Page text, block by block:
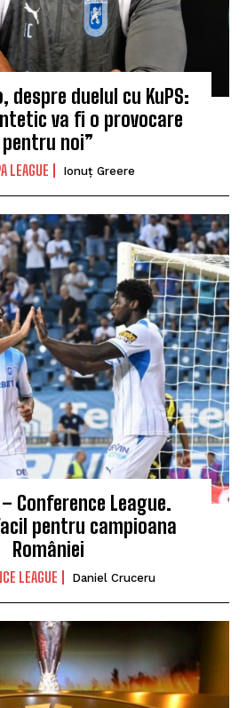
despre duelul cu KuPS:
va fi o provocare
pentru noi”
LEAGUE Ionuț Greere
Conference League.
pentru campioana
României
LEAGUE Daniel Cruceru